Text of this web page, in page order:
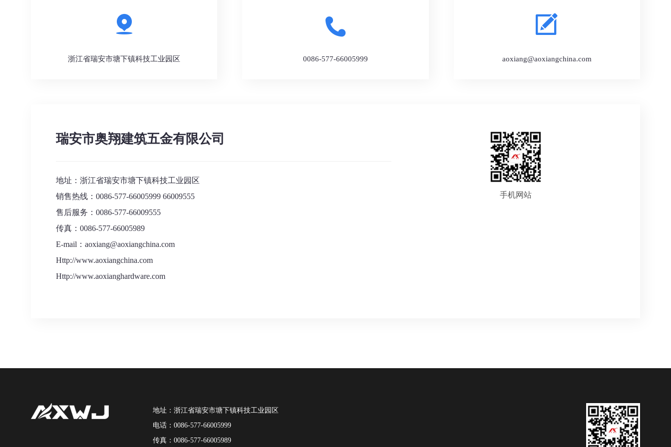
浙江省瑞安市塘下镇科技工业园区 0086-577-66005999 aoxiang@aoxiangchina.com
瑞安市奥翔建筑五金有限公司
地址：浙江省瑞安市塘下镇科技工业园区
销售热线：0086-577-66005999 66009555
售后服务： 0086-577-66009555
传真：0086-577-66005989
E-mail：aoxiang@aoxiangchina.com
Http://www.aoxiangchina.com
Http://www.aoxianghardware.com
手机网站
地址：浙江省瑞安市塘下镇科技工业园区
电话：0086-577-66005999
传真：0086-577-66005989